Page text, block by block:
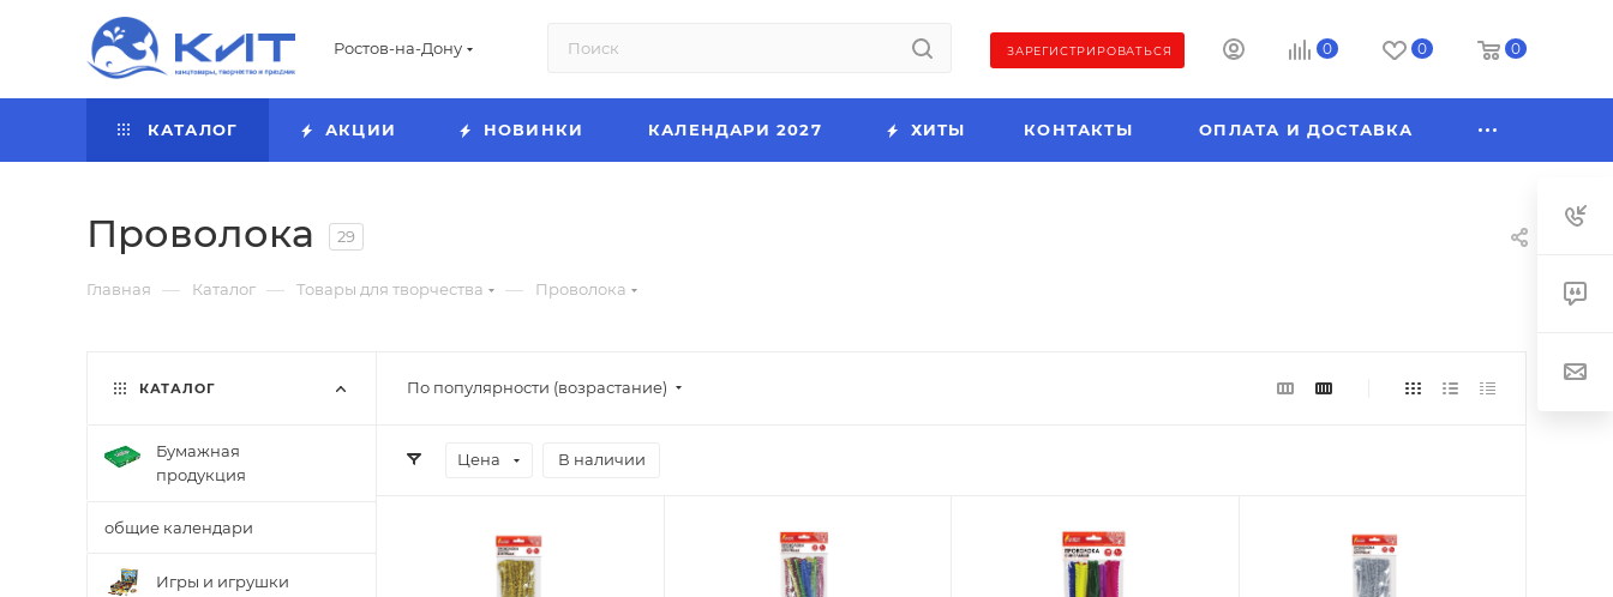
Ростов-на-Дону ЗАРЕГИСТРИРОВАТЬСЯ 0 0 0
КАТАЛОГ АКЦИИ НОВИНКИ КАЛЕНДАРИ 2027 ХИТЫ КОНТАКТЫ ОПЛАТА И ДОСТАВКА
Проволока 29
Главная — Каталог — Товары для творчества — Проволока
По популярности (возрастание)
Цена В наличии
КАТАЛОГ
Бумажная
продукция
общие календари
Игры и игрушки